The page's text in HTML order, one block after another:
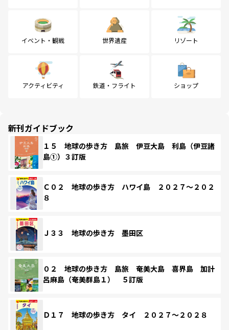
イベント・観戦 世界遺産 リゾート
アクティビティ 鉄道・フライト ショップ
新刊ガイドブック
１５ 地球の歩き方 島旅 伊豆大島 利島（伊豆諸
島①）３訂版
Ｃ０２ 地球の歩き方 ハワイ島 ２０２７～２０２
８
Ｊ３３ 地球の歩き方 墨田区
０２ 地球の歩き方 島旅 奄美大島 喜界島 加計
呂麻島（奄美群島１） ５訂版
Ｄ１７ 地球の歩き方 タイ ２０２７～２０２８